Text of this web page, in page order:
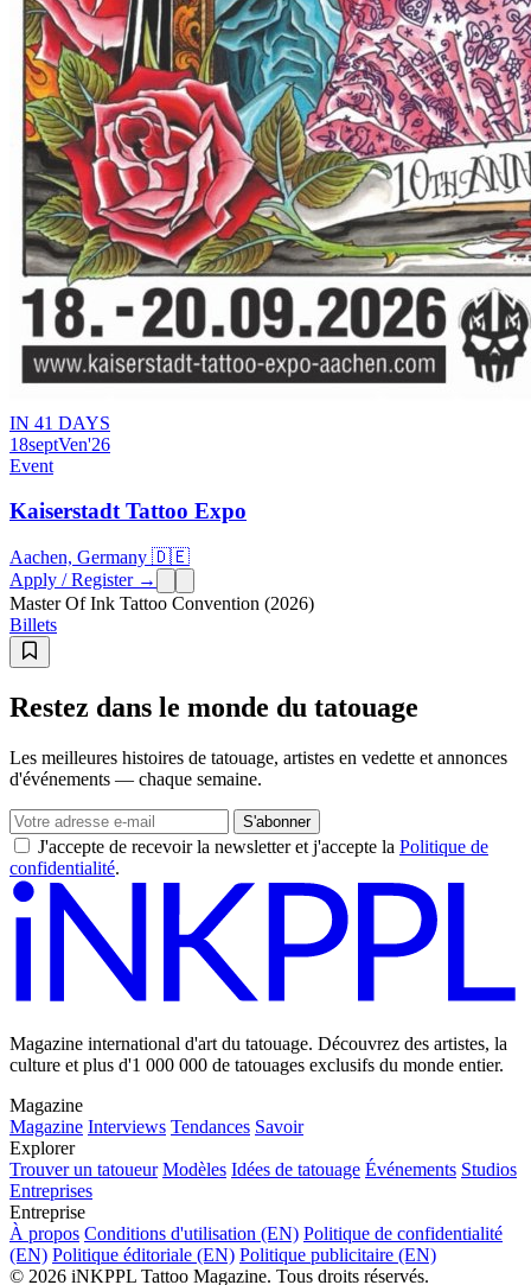
IN 41 DAYS
18septVen'26
Event
Kaiserstadt Tattoo Expo
Aachen, Germany 🇩🇪
Apply / Register →
Master Of Ink Tattoo Convention (2026)
Billets
Restez dans le monde du tatouage
Les meilleures histoires de tatouage, artistes en vedette et annonces
d'événements — chaque semaine.
S'abonner
J'accepte de recevoir la newsletter et j'accepte la Politique de
confidentialité.
Magazine international d'art du tatouage. Découvrez des artistes, la
culture et plus d'1 000 000 de tatouages exclusifs du monde entier.
Magazine
Magazine Interviews Tendances Savoir
Explorer
Trouver un tatoueur Modèles Idées de tatouage Événements Studios
Entreprises
Entreprise
À propos Conditions d'utilisation (EN) Politique de confidentialité
(EN) Politique éditoriale (EN) Politique publicitaire (EN)
© 2026 iNKPPL Tattoo Magazine. Tous droits réservés.